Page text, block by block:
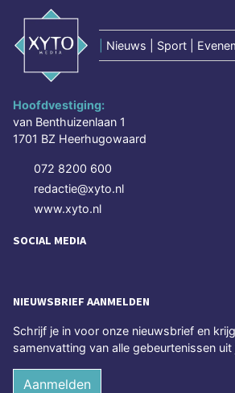
Nieuws | Sport |
Hoofdvestiging:
van Benthuizenlaan 1
1701 BZ Heerhugowaard
072 8200 600
redactie@xyto.nl
www.xyto.nl
SOCIAL MEDIA
NIEUWSBRIEF AANMELDEN
Schrijf je in voor onze nieuwsbrief en
samenvatting van alle gebeurtenissen
Aanmelden